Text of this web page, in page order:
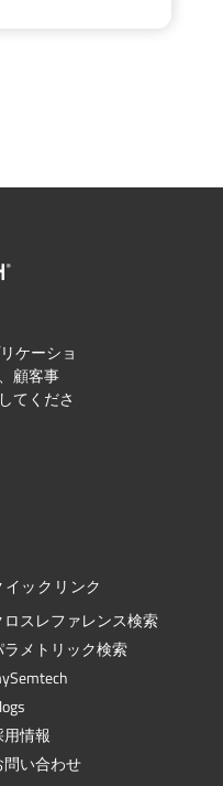
ケーショ
顧客事
てくださ
イックリンク
ロスレファレンス検索
ラメトリック検索
用情報
問い合わせ